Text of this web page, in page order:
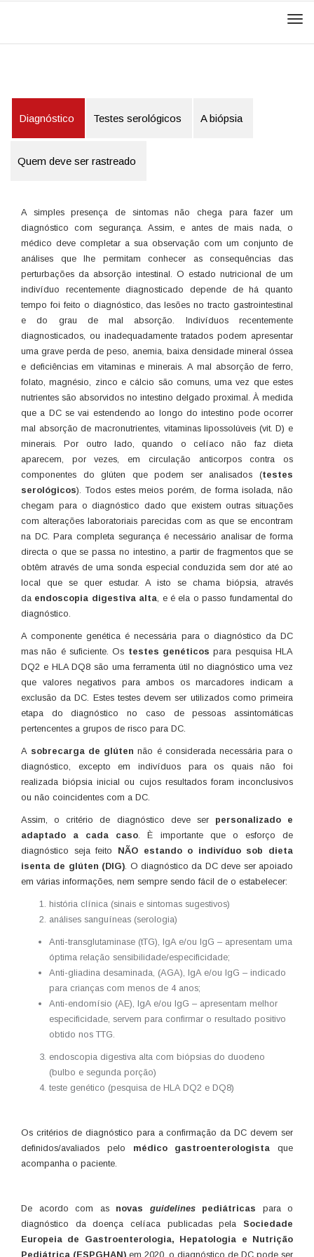
Diagnóstico Testes serológicos A biópsia
Quem deve ser rastreado
A simples presença de sintomas não chega para fazer um
diagnóstico com segurança. Assim, e antes de mais nada, o
médico deve completar a sua observação com um conjunto de
análises que lhe permitam conhecer as consequências das
perturbações da absorção intestinal. O estado nutricional de um
indivíduo recentemente diagnosticado depende de há quanto
tempo foi feito o diagnóstico, das lesões no tracto gastrointestinal
e do grau de mal absorção. Indivíduos recentemente
diagnosticados, ou inadequadamente tratados podem apresentar
uma grave perda de peso, anemia, baixa densidade mineral óssea
e deficiências em vitaminas e minerais. A mal absorção de ferro,
folato, magnésio, zinco e cálcio são comuns, uma vez que estes
nutrientes são absorvidos no intestino delgado proximal. À medida
que a DC se vai estendendo ao longo do intestino pode ocorrer
mal absorção de macronutrientes, vitaminas lipossolúveis (vit. D) e
minerais. Por outro lado, quando o celíaco não faz dieta
aparecem, por vezes, em circulação anticorpos contra os
componentes do glúten que podem ser analisados (testes
serológicos). Todos estes meios porém, de forma isolada, não
chegam para o diagnóstico dado que existem outras situações
com alterações laboratoriais parecidas com as que se encontram
na DC. Para completa segurança é necessário analisar de forma
directa o que se passa no intestino, a partir de fragmentos que se
obtêm através de uma sonda especial conduzida sem dor até ao
local que se quer estudar. A isto se chama biópsia, através
da endoscopia digestiva alta, e é ela o passo fundamental do
diagnóstico.
A componente genética é necessária para o diagnóstico da DC
mas não é suficiente. Os testes genéticos para pesquisa HLA
DQ2 e HLA DQ8 são uma ferramenta útil no diagnóstico uma vez
que valores negativos para ambos os marcadores indicam a
exclusão da DC. Estes testes devem ser utilizados como primeira
etapa do diagnóstico no caso de pessoas assintomáticas
pertencentes a grupos de risco para DC.
A sobrecarga de glúten não é considerada necessária para o
diagnóstico, excepto em indivíduos para os quais não foi
realizada biópsia inicial ou cujos resultados foram inconclusivos
ou não coincidentes com a DC.
Assim, o critério de diagnóstico deve ser personalizado e
adaptado a cada caso. È importante que o esforço de
diagnóstico seja feito NÃO estando o indivíduo sob dieta
isenta de glúten (DIG). O diagnóstico da DC deve ser apoiado
em várias informações, nem sempre sendo fácil de o estabelecer:
história clínica (sinais e sintomas sugestivos)
análises sanguíneas (serologia)
Anti-transglutaminase (tTG), IgA e/ou IgG – apresentam uma
óptima relação sensibilidade/especificidade;
Anti-gliadina desaminada, (AGA), IgA e/ou IgG – indicado
para crianças com menos de 4 anos;
Anti-endomísio (AE), IgA e/ou IgG – apresentam melhor
especificidade, servem para confirmar o resultado positivo
obtido nos TTG.
endoscopia digestiva alta com biópsias do duodeno
(bulbo e segunda porção)
teste genético (pesquisa de HLA DQ2 e DQ8)
Os critérios de diagnóstico para a confirmação da DC devem ser
definidos/avaliados pelo médico gastroenterologista que
acompanha o paciente.
De acordo com as novas guidelinespediátricas para o
diagnóstico da doença celíaca publicadas pela Sociedade
Europeia de Gastroenterologia, Hepatologia e Nutrição
Pediátrica (ESPGHAN) em 2020, o diagnóstico de DC pode ser